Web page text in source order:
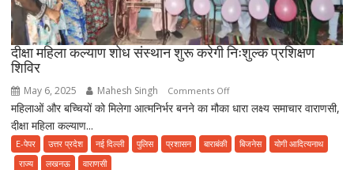
दीक्षा महिला कल्याण शोध संस्थान शुरू करेगी निःशुल्क प्रशिक्षण
शिविर
May 6, 2025 Mahesh Singh Comments Offon
दीक्षा
कल्याण
महिलाओं और बच्चियों को मिलेगा आत्मनिर्भर बनने का मौका धारा लक्ष्य समाचार वाराणसी,
दीक्षा महिला कल्याण...
E-पेपर उत्तर प्रदेश नई दिल्ली पुलिस प्रशासन बाराबंकी बिजनेस
योगी आदित्यनाथ
राज्य
लखनऊ वाराणसी